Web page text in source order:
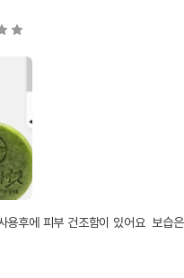
용후에 피부 건조함이 있어요  보습